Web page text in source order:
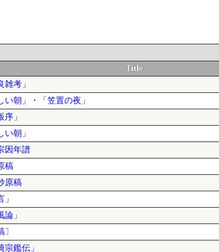
Title
雑考」
い朝」・「笠置の夜」
序」
い朝」
因年譜
稿
原稿
」
論」
〕
宗鑑伝」